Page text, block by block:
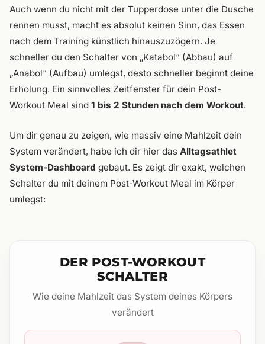
Auch wenn du nicht mit der Tupperdose unter die Dusche
rennen musst, macht es absolut keinen Sinn, das Essen
nach dem Training künstlich hinauszuzögern. Je
schneller du den Schalter von „Katabol“ (Abbau) auf
„Anabol“ (Aufbau) umlegst, desto schneller beginnt deine
Erholung. Ein sinnvolles Zeitfenster für dein Post-
Workout Meal sind 1 bis 2 Stunden nach dem Workout.
Um dir genau zu zeigen, wie massiv eine Mahlzeit dein
System verändert, habe ich dir hier das Alltagsathlet
System-Dashboard gebaut. Es zeigt dir exakt, welchen
Schalter du mit deinem Post-Workout Meal im Körper
umlegst:
DER POST-WORKOUT
SCHALTER
Wie deine Mahlzeit das System deines Körpers
verändert